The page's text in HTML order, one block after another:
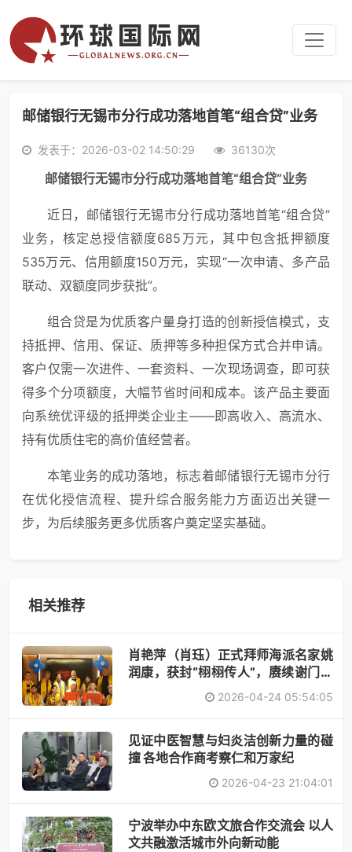
邮储银行无锡市分行成功落地首笔“组合贷”业务
发表于：2026-03-02 14:50:29 36130次
邮储银行无锡市分行成功落地首笔“组合贷”业务
近日，邮储银行无锡市分行成功落地首笔“组合贷”
业务，核定总授信额度685万元，其中包含抵押额度
535万元、信用额度150万元，实现“一次申请、多产品
联动、双额度同步获批”。
组合贷是为优质客户量身打造的创新授信模式，支
持抵押、信用、保证、质押等多种担保方式合并申请。
客户仅需一次进件、一套资料、一次现场调查，即可获
得多个分项额度，大幅节省时间和成本。该产品主要面
向系统优评级的抵押类企业主——即高收入、高流水、
持有优质住宅的高价值经营者。
本笔业务的成功落地，标志着邮储银行无锡市分行
在优化授信流程、提升综合服务能力方面迈出关键一
步，为后续服务更多优质客户奠定坚实基础。
相关推荐
肖艳萍（肖珏）正式拜师海派名家姚
润康，获封“栩栩传人”，赓续谢门艺
2026-04-24 05:54:05
见证中医智慧与妇炎洁创新力量的碰
撞 各地合作商考察仁和万家纪
2026-04-23 21:04:01
宁波举办中东欧文旅合作交流会 以人
文共融激活城市外向新动能